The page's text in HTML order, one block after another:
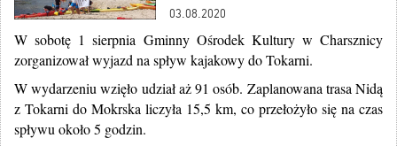
03.08.2020
W sobotę 1 sierpnia Gminny Ośrodek Kultury w Charsznicy
zorganizował wyjazd na spływ kajakowy do Tokarni.
W wydarzeniu wzięło udział aż 91 osób. Zaplanowana trasa Nidą
z Tokarni do Mokrska liczyła 15,5 km, co przełożyło się na czas
spływu około 5 godzin.